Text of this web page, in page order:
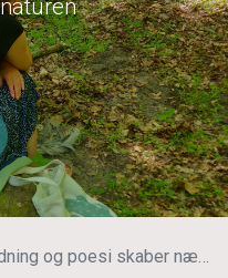
og poesi skaber nærvær